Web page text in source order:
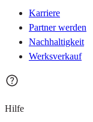
Karriere
Partner werden
Nachhaltigkeit
Werksverkauf
Hilfe